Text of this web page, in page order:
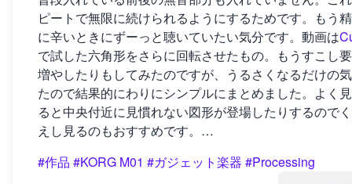
ピートで無限に続けられるようにするためです。もう
に辛いときにずーっと聴いていたい気分です。動画は
で試した六角形をさらに回転させたもの。もうすこし
増やしたりもしてみたのですが、うるさくなるだけの
たので結果的にわりにシンプルにまとめました。よく
ると中央付近に見慣れない図形が登場したりするので
えし見るのもおすすめです。…
#作品 #KORG M01 #ガジェット楽器 #Processing